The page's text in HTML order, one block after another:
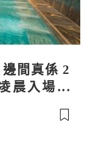
間真係 2
晨入場流